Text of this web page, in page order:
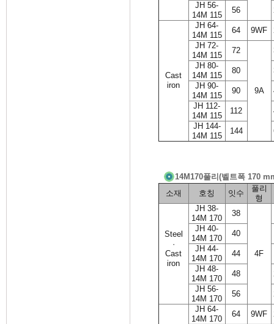
JH 56-
14M 115
56
Cast
iron
JH 64-
14M 115
64 9WF
JH 72-
14M 115
72
9A
JH 80-
14M 115
80
JH 90-
14M 115
90
JH 112-
14M 115
112
JH 144-
14M 115
144
14M170풀리(벨트폭 170
소재
호칭 잇수
풀리
형
Steel
·
Cast
iron
JH 38-
14M 170
38
4F
JH 40-
14M 170
40
JH 44-
14M 170
44
JH 48-
14M 170
48
JH 56-
14M 170
56
JH 64-
14M 170
64 9WF